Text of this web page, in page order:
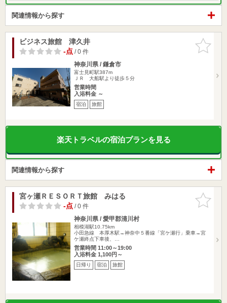
関連情報から探す
お気に入
りに追加
ビジネス旅館 津久井
-点/ 0 件
神奈川県 / 鎌倉市
富士見町駅387m
ＪＲ 大船駅より徒歩５分
営業時間
入浴料金 ～
宿泊 旅館
楽天トラベルの宿泊プランを見る
関連情報から探す
お気に入
りに追加
宮ヶ瀬ＲＥＳＯＲＴ旅館 みはる
-点/ 0 件
神奈川県 / 愛甲郡清川村
相模湖駅10.75km
小田急線 本厚木駅→神奈中５番線「宮ケ瀬行」乗車→宮
ケ瀬終点下車後、…
営業時間 11:00～19:00
入浴料金 1,100円～
日帰り 宿泊 旅館